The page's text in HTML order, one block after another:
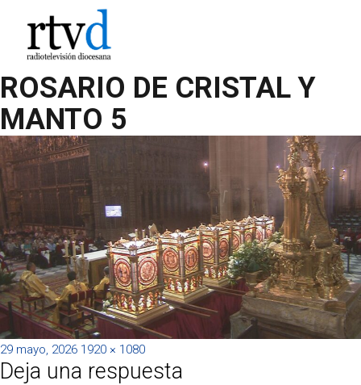
ROSARIO DE CRISTAL Y
MANTO 5
Publicado
el
29 mayo, 2026 Tamaño
completo
1920 × 1080
Deja una respuesta